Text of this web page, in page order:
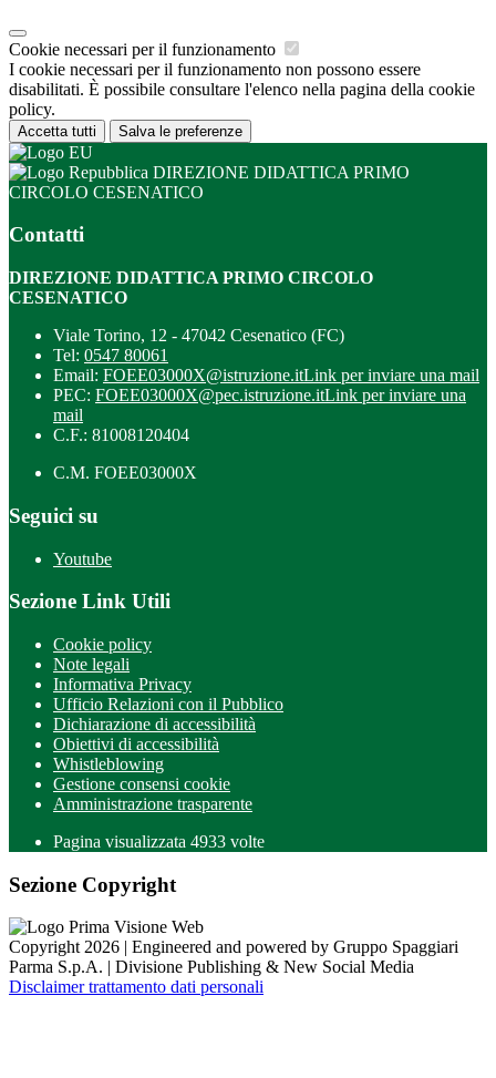
Cookie necessari per il funzionamento
I cookie necessari per il funzionamento non possono essere
disabilitati. È possibile consultare l'elenco nella pagina della cookie
policy.
Accetta tutti Salva le preferenze
DIREZIONE DIDATTICA PRIMO
CIRCOLO CESENATICO
Contatti
DIREZIONE DIDATTICA PRIMO CIRCOLO
CESENATICO
Viale Torino, 12 - 47042 Cesenatico (FC)
Tel: 0547 80061
Email: FOEE03000X@istruzione.itLink per inviare una mail
PEC: FOEE03000X@pec.istruzione.itLink per inviare una
mail
C.F.: 81008120404
C.M. FOEE03000X
Seguici su
Youtube
Sezione Link Utili
Cookie policy
Note legali
Informativa Privacy
Ufficio Relazioni con il Pubblico
Dichiarazione di accessibilità
Obiettivi di accessibilità
Whistleblowing
Gestione consensi cookie
Amministrazione trasparente
Pagina visualizzata 4933 volte
Sezione Copyright
Copyright 2026 | Engineered and powered by Gruppo Spaggiari
Parma S.p.A. | Divisione Publishing & New Social Media
Disclaimer trattamento dati personali